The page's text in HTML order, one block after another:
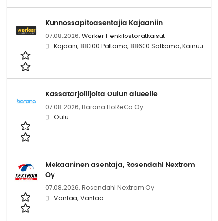
Kunnossapitoasentajia Kajaaniin
07.08.2026, Worker Henkilöstöratkaisut
Kajaani, 88300 Paltamo, 88600 Sotkamo, Kainuu
Kassatarjoilijoita Oulun alueelle
07.08.2026, Barona HoReCa Oy
Oulu
Mekaaninen asentaja, Rosendahl Nextrom
Oy
07.08.2026, Rosendahl Nextrom Oy
Vantaa, Vantaa